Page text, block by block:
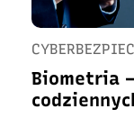
Biometria